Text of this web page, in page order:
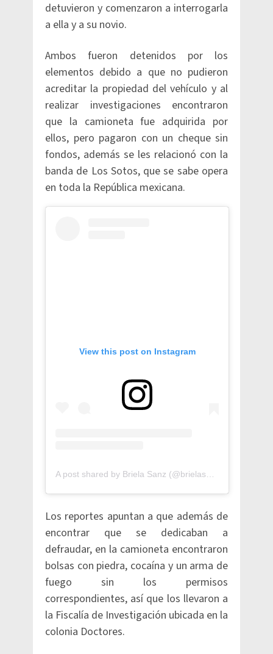
detuvieron y comenzaron a interrogarla
a ella y a su novio.
Ambos fueron detenidos por los
elementos debido a que no pudieron
acreditar la propiedad del vehículo y al
realizar investigaciones encontraron
que la camioneta fue adquirida por
ellos, pero pagaron con un cheque sin
fondos, además se les relacionó con la
banda de Los Sotos, que se sabe opera
en toda la República mexicana.
View this post on Instagram
A post shared by Briela Sanz (@brielasanz)
Los reportes apuntan a que además de
encontrar que se dedicaban a
defraudar, en la camioneta encontraron
bolsas con piedra, cocaína y un arma de
fuego sin los permisos
correspondientes, así que los llevaron a
la Fiscalía de Investigación ubicada en la
colonia Doctores.